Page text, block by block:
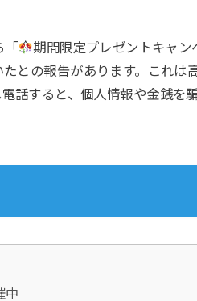
「
期間限定プレゼントキャン
との報告があります。これは
電話すると、個人情報や金銭を
中